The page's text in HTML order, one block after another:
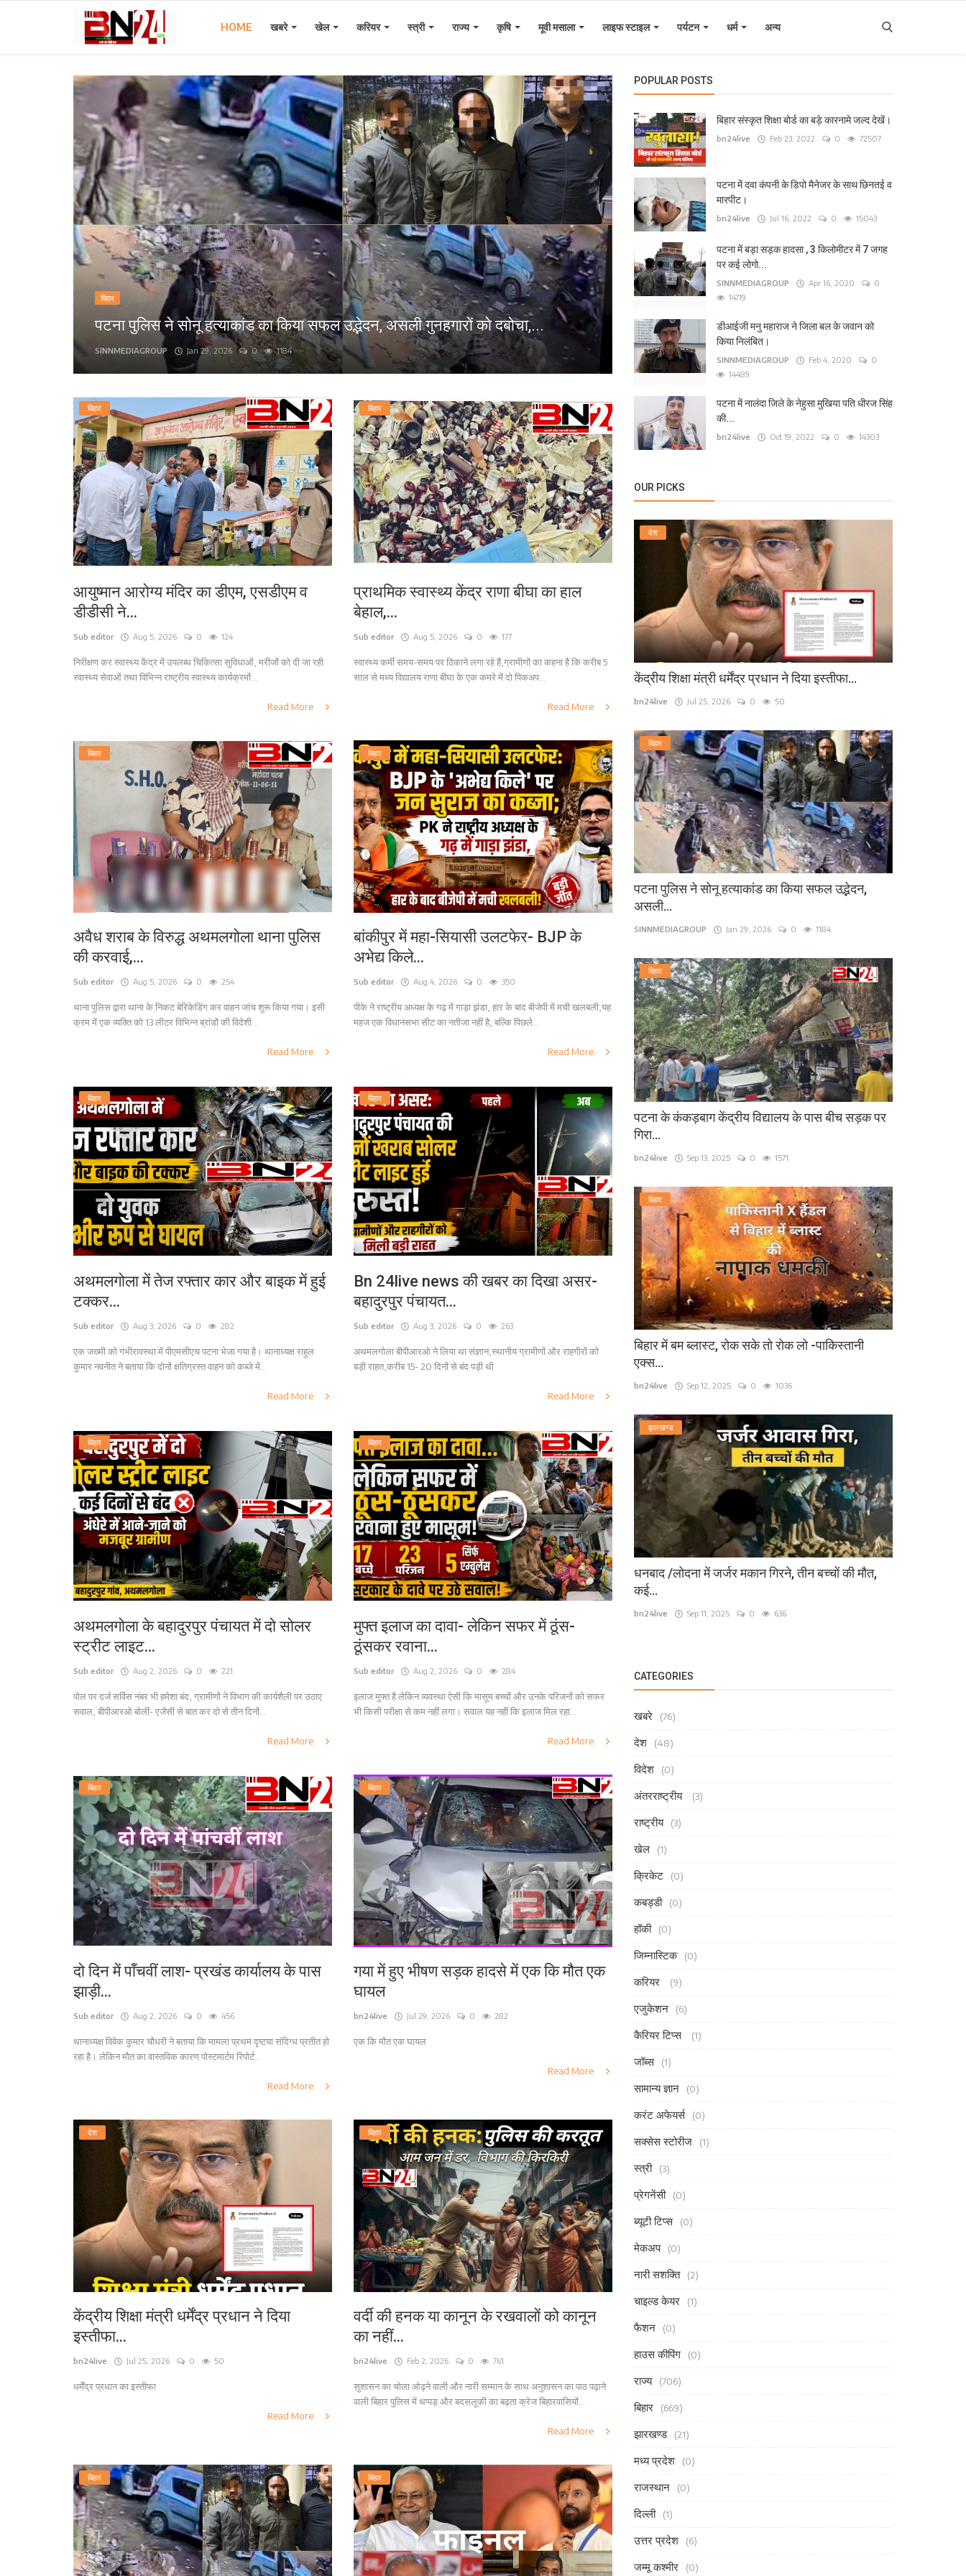
HOME खबरे खेल करियर स्त्री राज्य कृषि मूवी मसाला लाइफ स्टाइल पर्यटन धर्म अन्य
बिहार
पटना पुलिस ने सोनू हत्याकांड का किया सफल उद्भेदन, असली गुनहगारों को दबोचा,...
SINNMEDIAGROUP Jan 29, 2026 0 1184
बिहार
पटना के कंकड़बाग केंद्रीय विद्यालय के पास बीच सड़क पर
bn24live Sep 13, 2025
बिहार
आयुष्मान आरोग्य मंदिर का डीएम, एसडीएम व
डीडीसी ने...
Sub editor Aug 5, 2026 0 124
निरीक्षण कर स्वास्थ्य केंद्र में उपलब्ध चिकित्सा सुविधाओं, मरीजों को दी जा रही
स्वास्थ्य सेवाओं तथा विभिन्न राष्ट्रीय स्वास्थ्य कार्यक्रमों...
Read More
बिहार
प्राथमिक स्वास्थ्य केंद्र राणा बीघा का हाल
बेहाल,...
Sub editor Aug 5, 2026 0 177
स्वास्थ्य कर्मी समय-समय पर ठिकाने लगा रहे हैं,ग्रामीणों का कहना है कि करीब 5
साल से मध्य विद्यालय राणा बीघा के एक कमरे में दो पिकअप...
Read More
बिहार
अवैध शराब के विरुद्ध अथमलगोला थाना पुलिस
की करवाई,...
Sub editor Aug 5, 2026 0 254
थाना पुलिस द्वारा थाना के निकट बेरिकेडिंग कर वाहन जांच शुरू किया गया। इसी
क्रम में एक व्यक्ति को 13 लीटर विभिन्न ब्रांडों की विदेशी...
Read More
बिहार
बांकीपुर में महा-सियासी उलटफेर- BJP के
अभेद्य किले...
Sub editor Aug 4, 2026 0 350
पीके ने राष्ट्रीय अध्यक्ष के गढ़ में गाड़ा झंडा, हार के बाद बीजेपी में मची खलबली,यह
महज एक विधानसभा सीट का नतीजा नहीं है, बल्कि पिछले...
Read More
बिहार
अथमलगोला में तेज रफ्तार कार और बाइक में हुई
टक्कर...
Sub editor Aug 3, 2026 0 282
एक जख्मी को गंभीरावस्था में पीएमसीएच पटना भेजा गया है। थानाध्यक्ष राहुल
कुमार नवनीत ने बताया कि दोनों क्षतिग्रस्त वाहन को कब्जे में...
Read More
बिहार
Bn 24live news की खबर का दिखा असर-
बहादुरपुर पंचायत...
Sub editor Aug 3, 2026 0 263
अथमलगोला बीपीआरओ ने लिया था संज्ञान,स्थानीय ग्रामीणों और राहगीरों को
बड़ी राहत,करीब 15- 20 दिनों से बंद पड़ी थी
Read More
बिहार
अथमलगोला के बहादुरपुर पंचायत में दो सोलर
स्ट्रीट लाइट...
Sub editor Aug 2, 2026 0 221
पोल पर दर्ज सर्विस नंबर भी हमेशा बंद, ग्रामीणों ने विभाग की कार्यशैली पर उठाए
सवाल, बीपीआरओ बोलीं- एजेंसी से बात कर दो से तीन दिनों...
Read More
बिहार
मुफ्त इलाज का दावा- लेकिन सफर में ठूंस-
ठूंसकर रवाना...
Sub editor Aug 2, 2026 0 284
इलाज मुफ्त है लेकिन व्यवस्था ऐसी कि मासूम बच्चों और उनके परिजनों को सफर
भी किसी परीक्षा से कम नहीं लगा। सवाल यह नहीं कि इलाज मिल रहा...
Read More
बिहार
दो दिन में पाँचवीं लाश- प्रखंड कार्यालय के पास
झाड़ी...
Sub editor Aug 2, 2026 0 456
थानाध्यक्ष विवेक कुमार चौधरी ने बताया कि मामला प्रथम दृष्टया संदिग्ध प्रतीत हो
रहा है। लेकिन मौत का वास्तविक कारण पोस्टमार्टम रिपोर्ट...
Read More
बिहार
गया में हुए भीषण सड़क हादसे में एक कि मौत एक
घायल
bn24live Jul 29, 2026 0 282
एक कि मौत एक घायल
Read More
देश
केंद्रीय शिक्षा मंत्री धर्मेंद्र प्रधान ने दिया
इस्तीफा...
bn24live Jul 25, 2026 0 50
धर्मेंद्र प्रधान का इस्तीफा
Read More
बिहार
वर्दी की हनक या कानून के रखवालों को कानून
का नहीं...
bn24live Feb 2, 2026 0 761
सुशासन का चोला ओढ़ने वाली और नारी सम्मान के साथ अनुशासन का पाठ पढ़ाने
वाली बिहार पुलिस में थप्पड़ और बदसलूकी का बढ़ता क्रेज बिहारवासियों...
Read More
बिहार बिहार
POPULAR POSTS
बिहार संस्कृत शिक्षा बोर्ड का बड़े कारनामे जल्द देखें।
bn24live Feb 23, 2022 0 72507
पटना में दवा कंपनी के डिपो मैनेजर के साथ छिनतई व
मारपीट।
bn24live Jul 16, 2022 0 15043
पटना में बड़ा सड़क हादसा , 3 किलोमीटर में 7 जगह
पर कई लोगो...
SINNMEDIAGROUP Apr 16, 2020
0
14719
डीआईजी मनु महाराज ने जिला बल के जवान को
किया निलंबित।
SINNMEDIAGROUP Feb 4, 2020
0
14489
पटना में नालंदा जिले के नेहुसा मुखिया पति धीरज सिंह
की...
bn24live Oct 19, 2022 0 14303
OUR PICKS
देश
केंद्रीय शिक्षा मंत्री धर्मेंद्र प्रधान ने दिया इस्तीफा...
bn24live Jul 25, 2026 0 50
बिहार
पटना पुलिस ने सोनू हत्याकांड का किया सफल उद्भेदन,
असली...
SINNMEDIAGROUP Jan 29, 2026 0 1184
बिहार
पटना के कंकड़बाग केंद्रीय विद्यालय के पास बीच सड़क पर
गिरा...
bn24live Sep 13, 2025 0 1571
बिहार
बिहार में बम ब्लास्ट, रोक सके तो रोक लो -पाकिस्तानी
एक्स...
bn24live Sep 12, 2025 0 1036
झारखण्ड
धनबाद /लोदना में जर्जर मकान गिरने, तीन बच्चों की मौत,
कई...
bn24live Sep 11, 2025 0 636
CATEGORIES
खबरे (76)
देश (48)
विदेश (0)
अंतरराष्ट्रीय (3)
राष्ट्रीय (3)
खेल (1)
क्रिकेट (0)
कबड्डी (0)
हॉकी (0)
जिम्नास्टिक (0)
करियर (9)
एजुकेशन (6)
कैरियर टिप्स (1)
जॉब्स (1)
सामान्य ज्ञान (0)
करंट अफेयर्स (0)
सक्सेस स्टोरीज (1)
स्त्री (3)
प्रेगनेंसी (0)
ब्यूटी टिप्स (0)
मेकअप (0)
नारी सशक्ति (2)
चाइल्ड केयर (1)
फैशन (0)
हाउस कीपिंग (0)
राज्य (706)
बिहार (669)
झारखण्ड (21)
मध्य प्रदेश (0)
राजस्थान (0)
दिल्ली (1)
उत्तर प्रदेश (6)
जम्मू कश्मीर (0)